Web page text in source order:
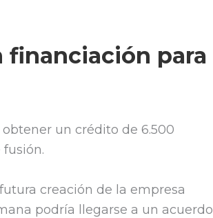
financiación para
un crédito de 6.500
creación de la empresa
podría llegarse a un acuerdo